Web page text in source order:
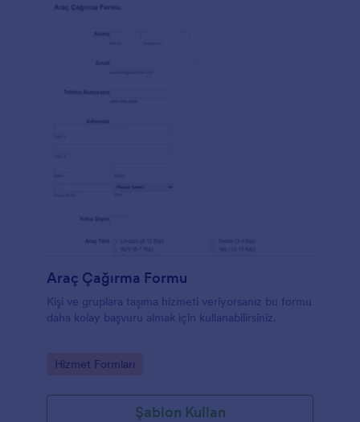
Araç Çağırma Formu
Kişi ve gruplara taşıma hizmeti veriyorsanız bu formu
daha kolay başvuru almak için kullanabilirsiniz.
Go to Category:
Hizmet Formları
Şablon Kullan